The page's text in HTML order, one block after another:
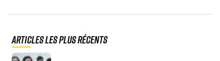
Articles les plus récents